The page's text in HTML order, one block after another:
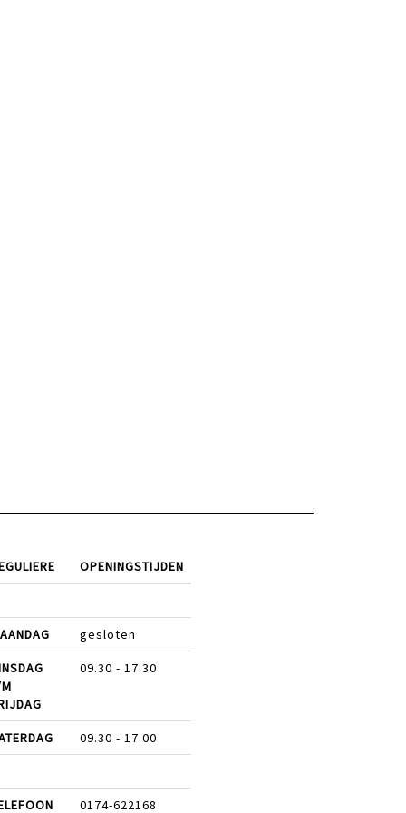
OPENINGSTIJDEN
gesloten
09.30 - 17.30
09.30 - 17.00
0174-622168